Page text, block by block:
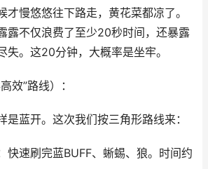
才慢悠悠往下路走，黄花菜都凉了。
露不仅浪费了至少20秒时间，还暴露
失。这20分钟，大概率是坐牢。
效”路线）：
是蓝开。这次我们按三角形路线来：
快速刷完蓝BUFF、蜥蜴、狼。时间约